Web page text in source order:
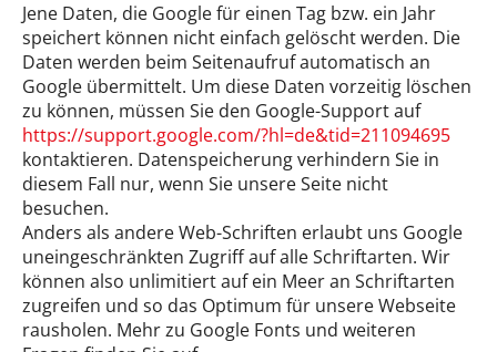
Jene Daten, die Google für einen Tag bzw. ein Jahr
speichert können nicht einfach gelöscht werden. Die
Daten werden beim Seitenaufruf automatisch an
Google übermittelt. Um diese Daten vorzeitig löschen
zu können, müssen Sie den Google-Support auf
https://support.google.com/?hl=de&tid=211094695
kontaktieren. Datenspeicherung verhindern Sie in
diesem Fall nur, wenn Sie unsere Seite nicht
besuchen.
Anders als andere Web-Schriften erlaubt uns Google
uneingeschränkten Zugriff auf alle Schriftarten. Wir
können also unlimitiert auf ein Meer an Schriftarten
zugreifen und so das Optimum für unsere Webseite
rausholen. Mehr zu Google Fonts und weiteren